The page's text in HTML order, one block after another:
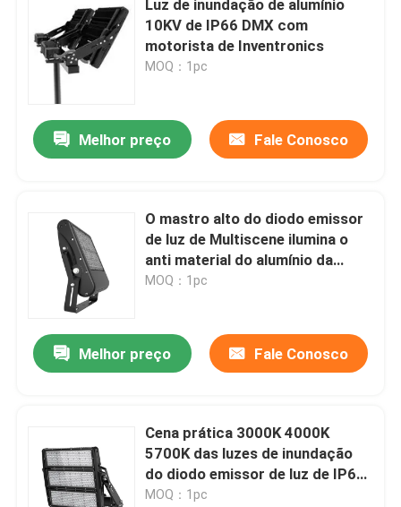
vídeos
Luz de inundação de alumínio
10KV de IP66 DMX com
motorista de Inventronics
MOQ：1pc
Melhor preço Fale Conosco
O mastro alto do diodo emissor
de luz de Multiscene ilumina o
anti material do alumínio da
corrosão
MOQ：1pc
Melhor preço Fale Conosco
Cena prática 3000K 4000K
5700K das luzes de inundação
do diodo emissor de luz de IP66
DMX multi
MOQ：1pc